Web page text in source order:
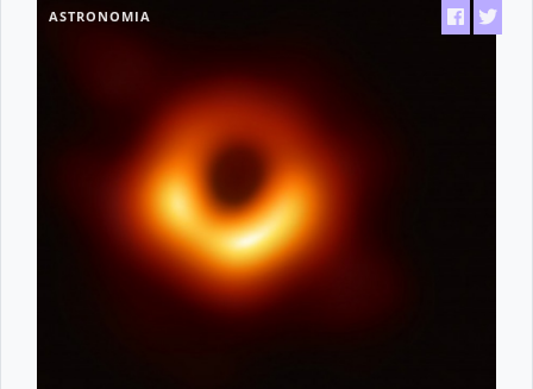
ASTRONOMIA